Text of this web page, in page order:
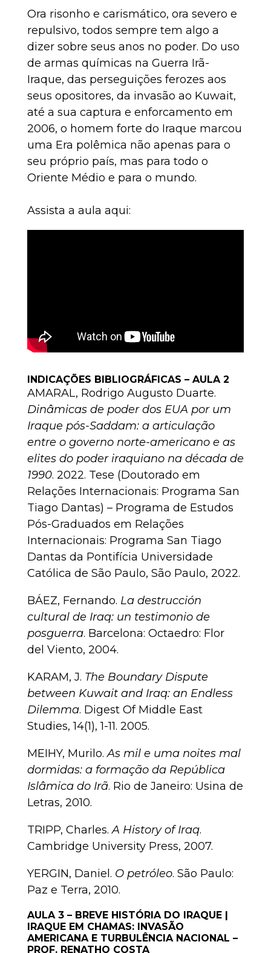
Ora risonho e carismático, ora severo e
repulsivo, todos sempre tem algo a
dizer sobre seus anos no poder. Do uso
de armas químicas na Guerra Irã-
Iraque, das perseguições ferozes aos
seus opositores, da invasão ao Kuwait,
até a sua captura e enforcamento em
2006, o homem forte do Iraque marcou
uma Era polêmica não apenas para o
seu próprio país, mas para todo o
Oriente Médio e para o mundo.
Assista a aula aqui:
INDICAÇÕES BIBLIOGRÁFICAS – AULA 2
AMARAL, Rodrigo Augusto Duarte.
Dinâmicas de poder dos EUA por um
Iraque pós-Saddam: a articulação
entre o governo norte-americano e as
elites do poder iraquiano na década de
1990. 2022. Tese (Doutorado em
Relações Internacionais: Programa San
Tiago Dantas) – Programa de Estudos
Pós-Graduados em Relações
Internacionais: Programa San Tiago
Dantas da Pontifícia Universidade
Católica de São Paulo, São Paulo, 2022.
BÁEZ, Fernando. La destrucción
cultural de Iraq: un testimonio de
posguerra. Barcelona: Octaedro: Flor
del Viento, 2004.
KARAM, J. The Boundary Dispute
between Kuwait and Iraq: an Endless
Dilemma. Digest Of Middle East
Studies, 14(1), 1-11. 2005.
MEIHY, Murilo.As mil e uma noites mal
dormidas: a formação da República
Islâmica do Irã. Rio de Janeiro: Usina de
Letras, 2010.
TRIPP, Charles.A History of Iraq.
Cambridge University Press, 2007.
YERGIN, Daniel. O petróleo. São Paulo:
Paz e Terra, 2010.
AULA 3 – BREVE HISTÓRIA DO IRAQUE |
IRAQUE EM CHAMAS: INVASÃO
AMERICANA E TURBULÊNCIA NACIONAL –
PROF. RENATHO COSTA